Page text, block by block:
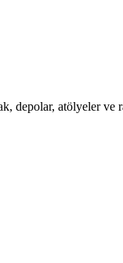
depolar, atölyeler